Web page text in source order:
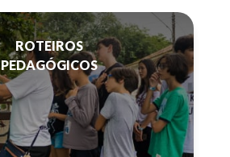
ROTEIROS
PEDAGÓGICOS